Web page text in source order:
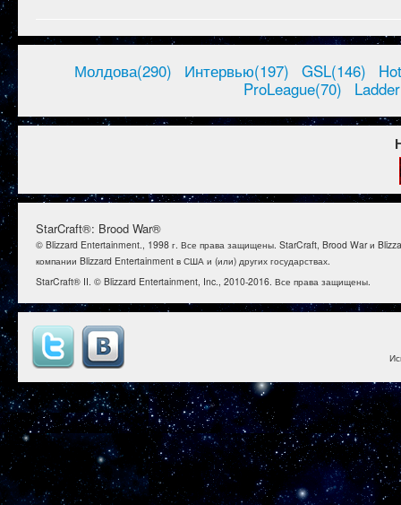
Молдова(290) Интервью(197) GSL(146)
ProLeague(70)
StarCraft®: Brood War®
© Blizzard Entertainment., 1998 г. Все права защищены. StarCraft, Brood War и
компании Blizzard Entertainment в США и (или) других государствах.
StarCraft® II. © Blizzard Entertainment, Inc., 2010-2016. Все права защищены.